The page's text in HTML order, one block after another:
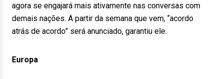
agora se engajará mais ativamente nas conversas com
demais nações. A partir da semana que vem, “acordo
atrás de acordo” será anunciado, garantiu ele.
Europa